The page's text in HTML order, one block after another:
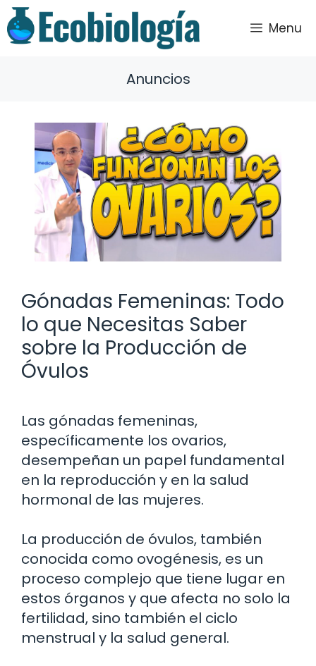
Saltar
al
contenido
Menu
Anuncios
Gónadas Femeninas: Todo
lo que Necesitas Saber
sobre la Producción de
Óvulos
Las gónadas femeninas,
específicamente los ovarios,
desempeñan un papel fundamental
en la reproducción y en la salud
hormonal de las mujeres.
La producción de óvulos, también
conocida como ovogénesis, es un
proceso complejo que tiene lugar en
estos órganos y que afecta no solo la
fertilidad, sino también el ciclo
menstrual y la salud general.